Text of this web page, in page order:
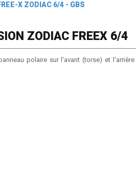
X ZODIAC 6/4 - GBS
ZODIAC FREEX 6/4
polaire sur l'avant (torse) et